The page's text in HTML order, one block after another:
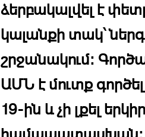
ձերբակալվել է
կալանքի տակ՝
շրջանակում։
ԱՄՆ է մուտք
19-ին և չի լքել